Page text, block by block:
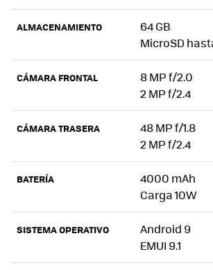
ALMACENAMIENTO
64 GB
MicroSD
CÁMARA FRONTAL
8 MP f/2.0
2 MP f/2.4
CÁMARA TRASERA
48 MP f/1.8
2 MP f/2.4
BATERÍA
4000 mAh
Carga 10W
SISTEMA OPERATIVO
Android 9
EMUI 9.1